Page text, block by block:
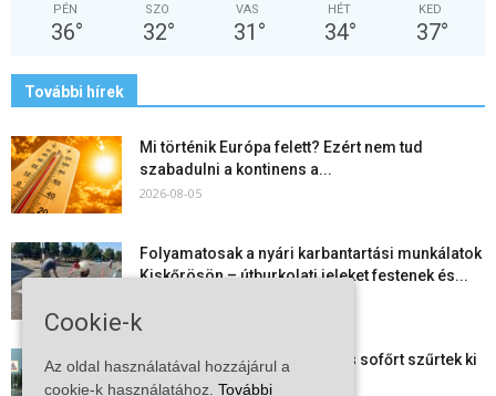
PÉN
36°
SZO
32°
VAS
31 °
HÉT
34°
KED
37°
További hírek
Mi történik Európa felett? Ezért nem tud
szabadulni a kontinens a...
2026-08-05
Folyamatosak a nyári karbantartási munkálatok
Kiskőrösön – útburkolati jeleket festenek és...
Több száz gyorshajtót és ittas sofőrt szűrtek ki
Bács-Kiskun útjain –...
Cookie-k
Az oldal használatával hozzájárul a
cookie-k használatához. További